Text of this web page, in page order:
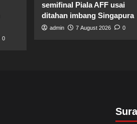
0
semifinal Piala AFF usai
ditahan imbang Singapura
admin 7 August 2026 0